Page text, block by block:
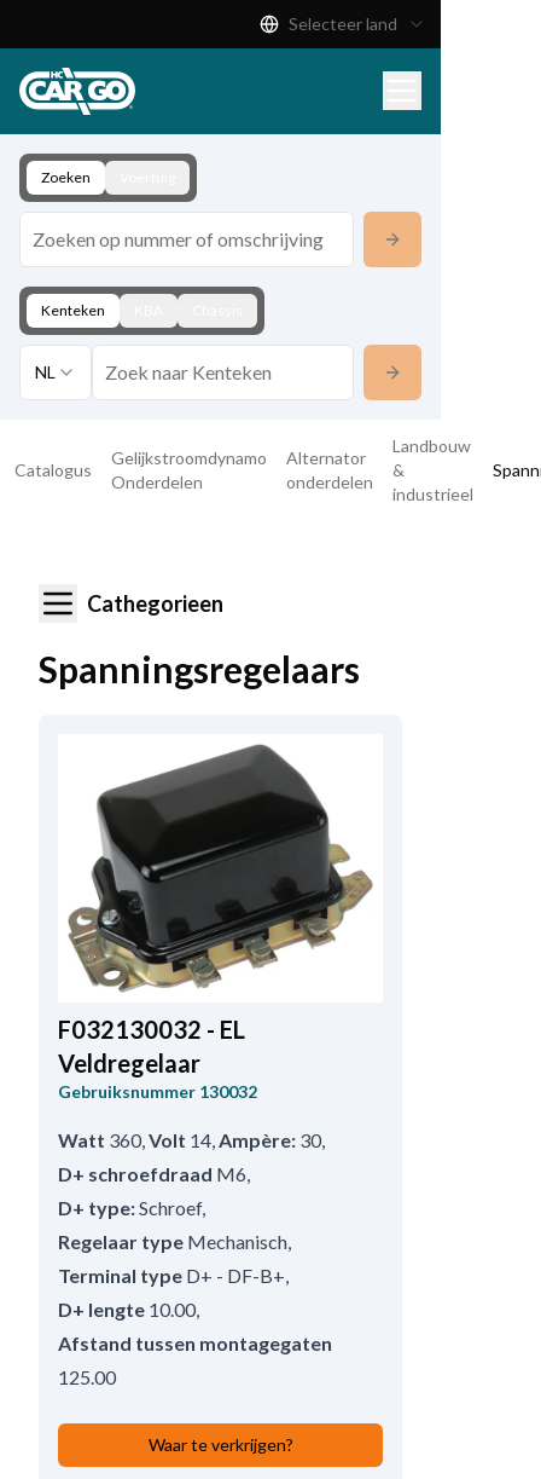
Download
Contact
Selecteer land
Zoeken
Kenteken
NL
Catalogus
Gelijkstroomdynamo
Onderdelen
Alternator
onderdelen
Landbouw
&
industrieel
Cathegorieen
Spanningsregelaars
F032130032 - EL
Veldregelaar
Gebruiksnummer 130032
Watt 360,Volt 14,Ampère: 30,
D+ schroefdraad M6,
D+ type:Schroef,
Regelaar type Mechanisch,
Terminal type D+ - DF-B+,
D+ lengte 10.00,
Afstand tussen montagegaten
125.00
Waar te verkrijgen?